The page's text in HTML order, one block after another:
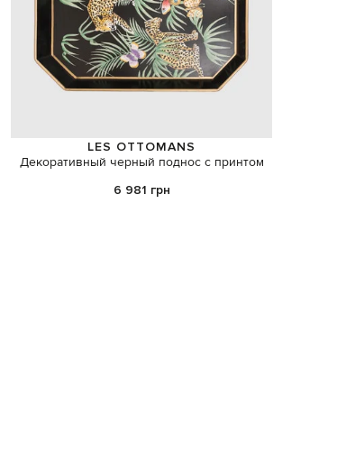
LES OTTOMANS
Декоративный черный поднос с принтом
6 981 грн